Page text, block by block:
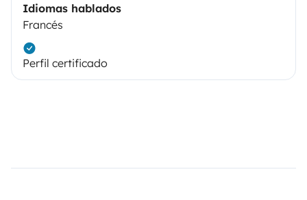
Idiomas hablados
Francés
Perfil certificado